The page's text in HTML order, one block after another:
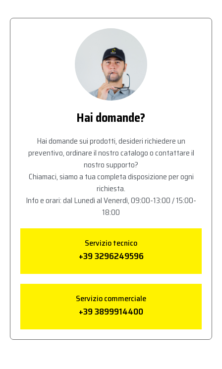
Hai domande?
Hai domande sui prodotti, desideri richiedere un
preventivo, ordinare il nostro catalogo o contattare il
nostro supporto?
Chiamaci, siamo a tua completa disposizione per ogni
richiesta.
Info e orari: dal Lunedì al Venerdì, 09:00-13:00 / 15:00-
18:00
Servizio tecnico
+39 3296249596
Servizio commerciale
+39 3899914400